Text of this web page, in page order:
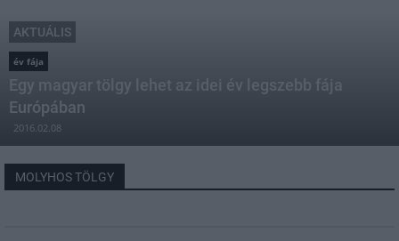
AKTUÁLIS
év fája
Egy magyar tölgy lehet az idei év legszebb fája
Európában
2016.02.08
MOLYHOS TÖLGY